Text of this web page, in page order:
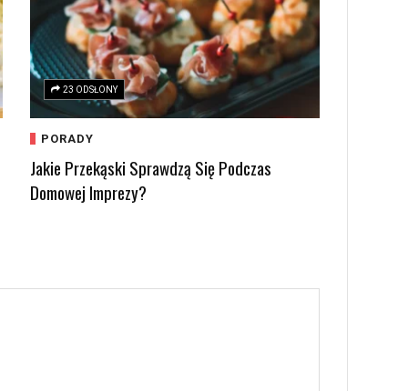
23 ODSŁONY
PORADY
Jakie Przekąski Sprawdzą Się Podczas
Domowej Imprezy?